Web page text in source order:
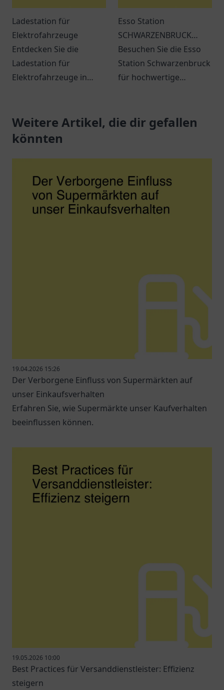
Ladestation für
Elektrofahrzeuge
Entdecken Sie die
Ladestation für
Elektrofahrzeuge in
für alle E-Auto-Fahrer!
Esso Station
SCHWARZENBRUCK
Regensburger Str. 2a
Besuchen Sie die Esso
Station Schwarzenbruck
für hochwertige
Immer beste Qualität in
der Nähe!
Weitere Artikel, die dir gefallen
könnten
19.04.2026 15:26
Der Verborgene Einfluss von Supermärkten auf
unser Einkaufsverhalten
Erfahren Sie, wie Supermärkte unser Kaufverhalten
beeinflussen können.
19.05.2026 10:00
Best Practices für Versanddienstleister: Effizienz
steigern